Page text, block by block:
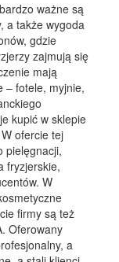
ważne są
a także wygoda
gdzie
zajmują się
mają
– fotele, myjnie,
kupić w sklepie
ofercie tej
pielęgnacji,
fryzjerskie,
W
firmy są też
Oferowany
a